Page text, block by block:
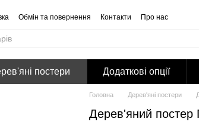
Обмін та повернення Контакти
Про нас
постери Додаткові опції
Головна Дерев'яні постери
Дерев'яний постер